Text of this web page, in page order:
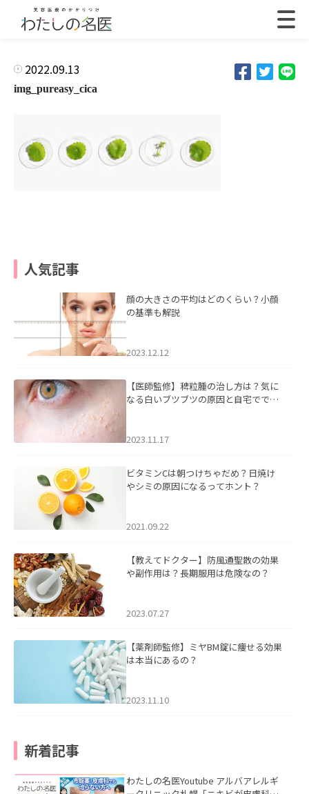
2022.09.13
img_pureasy_cica
人気記事
顔の大きさの平均はどのくらい？小顔
の基準も解説
2023.12.12
【医師監修】稗粒腫の治し方は？気に
なる白いブツブツの原因と自宅ででき
2023.11.17
ビタミンCは朝つけちゃだめ？日焼け
やシミの原因になるってホント？
2021.09.22
【教えてドクター】防風通聖散の効果
や副作用は？長期服用は危険なの？
2023.07.27
【薬剤師監修】ミヤBM錠に痩せる効果
は本当にあるの？
2023.11.10
新着記事
わたしの名医Youtube アルバアレルギ